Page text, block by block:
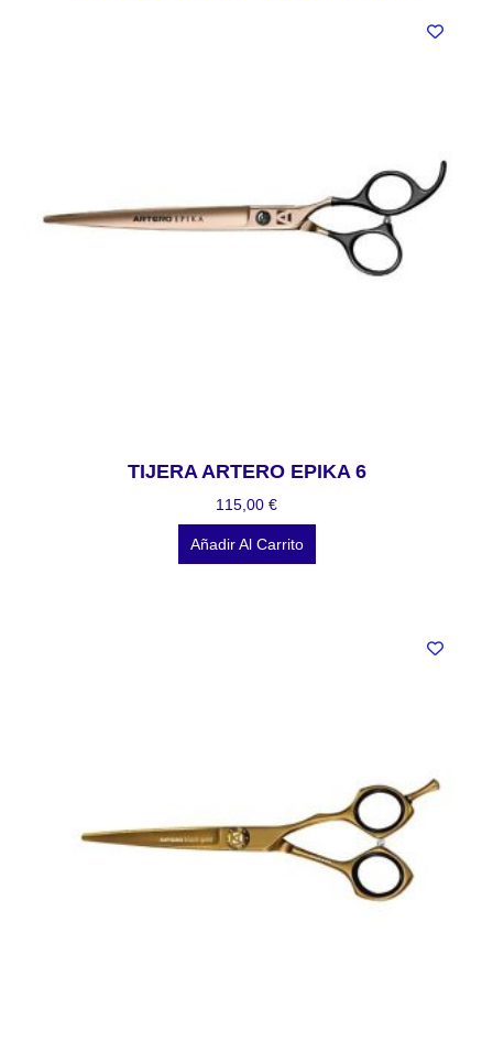
TIJERA ARTERO EPIKA 6
115,00 €
Añadir Al Carrito